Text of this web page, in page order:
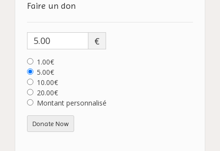
Faire un don
€
1.00€
5.00€
10.00€
20.00€
Montant personnalisé
Donate Now